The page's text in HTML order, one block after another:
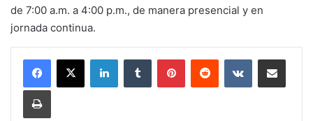
de 7:00 a.m. a 4:00 p.m., de manera presencial y en
jornada continua.
LinkedInTumblr PinterestReddit VKontakteShare via Email
Print